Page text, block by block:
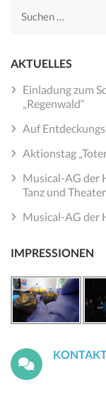
Suchen
AKTUELLES
Einladung zum
„Regenwald“
Auf
Aktionstag
Musical-AG der
Tanz und Theater
Musical-AG der
IMPRESSIONEN